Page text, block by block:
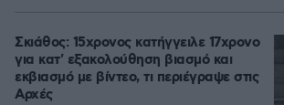
Σκιάθος: 15χρονος κατήγγειλε 17χρονο
για κατ' εξακολούθηση βιασμό και
εκβιασμό με βίντεο, τι περιέγραψε στις
Αρχές